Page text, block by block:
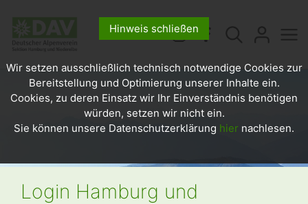
Login Hamburg und
Hinweis schließen
Wir setzen ausschließlich technisch notwendige Cookies zur
Bereitstellung und Optimierung unserer Inhalte ein.
Cookies, zu deren Einsatz wir Ihr Einverständnis benötigen
würden, setzen wir nicht ein.
Sie können unsere Datenschutzerklärung hier nachlesen.